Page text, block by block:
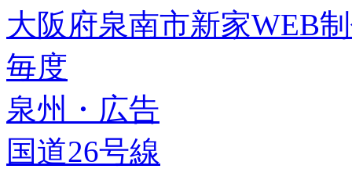
大阪府泉南市新家WEB
毎度
泉州・広告
国道26号線